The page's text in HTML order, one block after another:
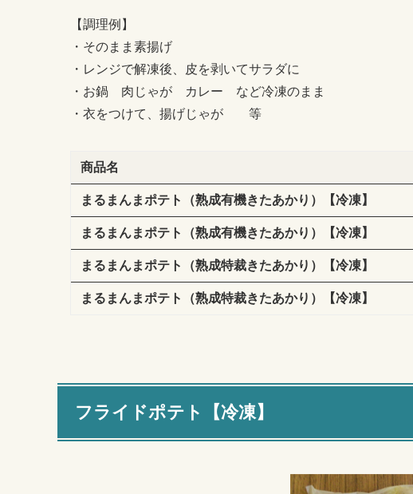
【調理例】
・そのまま素揚げ
・レンジで解凍後、皮を剥いてサラダに
・お鍋 肉じゃが カレー など冷凍のまま
・衣をつけて、揚げじゃが 等
商品名
まるまんまポテト（熟成有機きたあかり）【冷凍】
まるまんまポテト（熟成有機きたあかり）【冷凍】
まるまんまポテト（熟成特裁きたあかり）【冷凍】
まるまんまポテト（熟成特裁きたあかり）【冷凍】
フライドポテト【冷凍】